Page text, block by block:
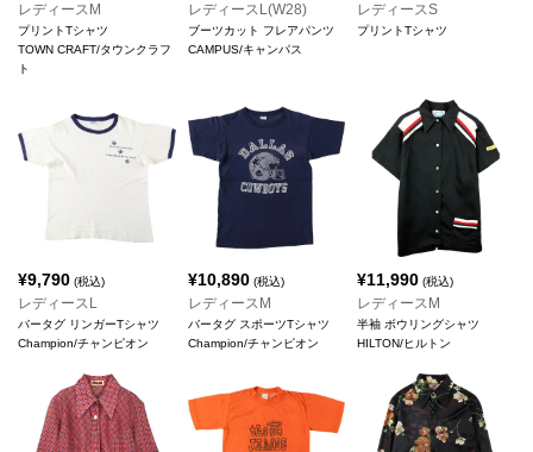
レディースM
プリントTシャツ
TOWN CRAFT/タウンクラフ
ト
レディースL(W28)
ブーツカット フレアパンツ
CAMPUS/キャンパス
レディースS
プリントTシャツ
¥9,790 (税込)
レディースL
バータグ リンガーTシャツ
Champion/チャンピオン
¥10,890(税込)
レディースM
バータグ スポーツTシャツ
Champion/チャンピオン
¥11,990 (税込)
レディースM
半袖 ボウリングシャツ
HILTON/ヒルトン